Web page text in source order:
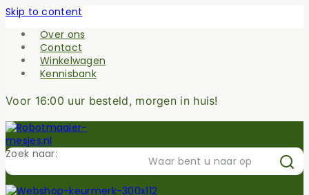
Skip to content
Over ons
Contact
Winkelwagen
Kennisbank
Voor 16:00 uur besteld, morgen in huis!
Zoek naar: